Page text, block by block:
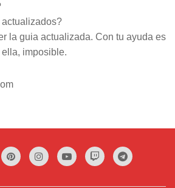
la guia actualizada. Con tu ayuda es
imposible.